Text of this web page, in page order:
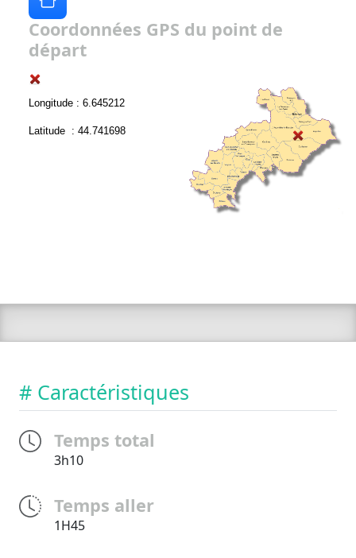
Coordonnées GPS du point de
départ
Longitude : 6.645212
Latitude : 44.741698
# Caractéristiques
Temps total
3h10
Temps aller
1H45